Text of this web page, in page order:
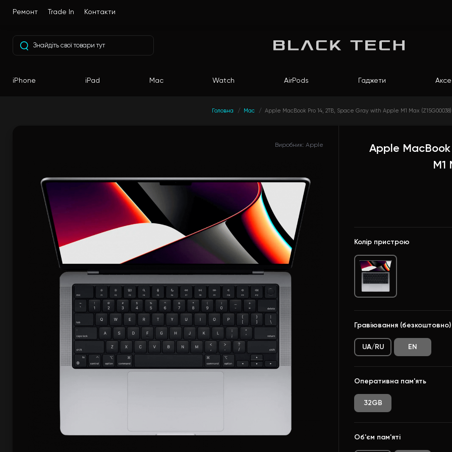
Ремонт Trade In Контакти
iPhone iPad Mac Watch AirPods Гаджети
Головна Mac Apple MacBook Pro 14, 2TB, Space Gray with Apple M1 Max (Z15G00038)
Виробник: Apple
Apple
M1
Колір пристрою
Гравіювання (безкоштовно)
UA/RU EN
Оперативна пам'ять
32GB
Об'єм пам'яті